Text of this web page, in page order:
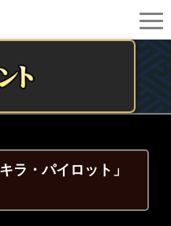
ラ・パイロット」